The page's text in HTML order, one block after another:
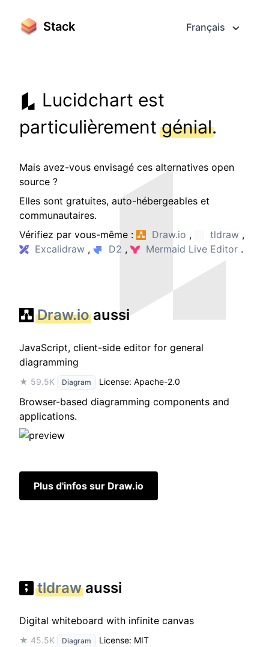
Stack Français
Lucidchart est
particulièrementgénial.
Mais avez-vous envisagé ces alternatives open
source ?
Elles sont gratuites, auto-hébergeables et
communautaires.
Vérifiez par vous-même :
Draw.io , tldraw ,
Excalidraw , D2 , Mermaid Live Editor .
Draw.ioaussi
JavaScript, client-side editor for general
diagramming
★ 59.5K Diagram License: Apache-2.0
Browser-based diagramming components and
applications.
Plus d'infos sur Draw.io
tldrawaussi
Digital whiteboard with infinite canvas
★ 45.5K Diagram License: MIT